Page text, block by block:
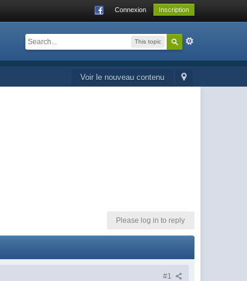
Connexion Inscription
This topic
Voir le nouveau contenu
Please log in to reply
#1